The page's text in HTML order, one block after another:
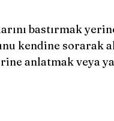
bastırmak
kendine sorarak
anlatmak veya